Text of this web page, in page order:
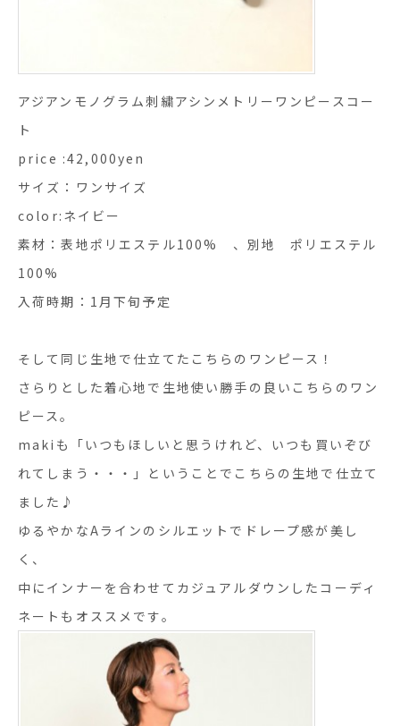
アジアンモノグラム刺繍アシンメトリーワンピースコー
ト
price :42,000yen
サイズ：ワンサイズ
color:ネイビー
素材：表地ポリエステル100% 、別地 ポリエステル
100%
入荷時期：1月下旬予定
そして同じ生地で仕立てたこちらのワンピース！
さらりとした着心地で生地使い勝手の良いこちらのワン
ピース。
makiも「いつもほしいと思うけれど、いつも買いぞび
れてしまう・・・」ということでこちらの生地で仕立て
ました♪
ゆるやかなAラインのシルエットでドレープ感が美し
く、
中にインナーを合わせてカジュアルダウンしたコーディ
ネートもオススメです。